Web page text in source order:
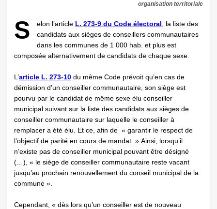
organisation territoriale
S elon l’article L. 273-9 du Code électoral , la liste des
candidats aux sièges de conseillers communautaires
dans les communes de 1 000 hab. et plus est
composée alternativement de candidats de chaque sexe.
L’article L. 273-10 du même Code prévoit qu’en cas de
démission d’un conseiller communautaire, son siège est
pourvu par le ­candidat de même sexe élu conseiller
municipal ­suivant sur la liste des candidats aux sièges de
conseiller communautaire sur laquelle le conseiller à
remplacer a été élu. Et ce, afin de « garantir le respect de
l’objectif de parité en cours de mandat. » Ainsi, lorsqu’il
n’existe pas de conseiller municipal pouvant être désigné
(…), « le siège de conseiller communautaire reste vacant
jusqu’au prochain renouvellement du conseil municipal de la
commune ».
Cependant, « dès lors qu’un conseiller est de nouveau